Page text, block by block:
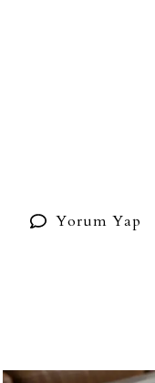
Yorum Yap